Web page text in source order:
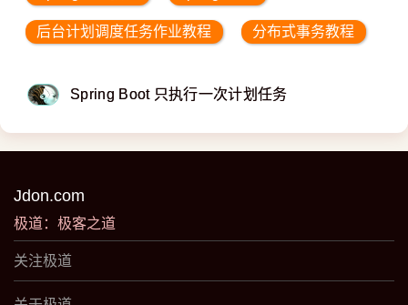
后台计划调度任务作业教程 分布式事务教程
Spring Boot 只执行一次计划任务
Jdon.com
极道：极客之道
关注极道